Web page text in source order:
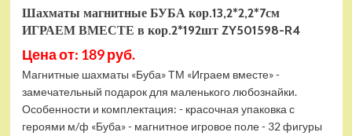
Шахматы магнитные БУБА кор.13,2*2,2*7см
ИГРАЕМ ВМЕСТЕ в кор.2*192шт ZY501598-R4
Цена от: 189 руб.
Магнитные шахматы «Буба» ТМ «Играем вместе» -
замечательный подарок для маленького любознайки.
Особенности и комплектация: - красочная упаковка с
героями м/ф «Буба» - магнитное игровое поле - 32 фигуры